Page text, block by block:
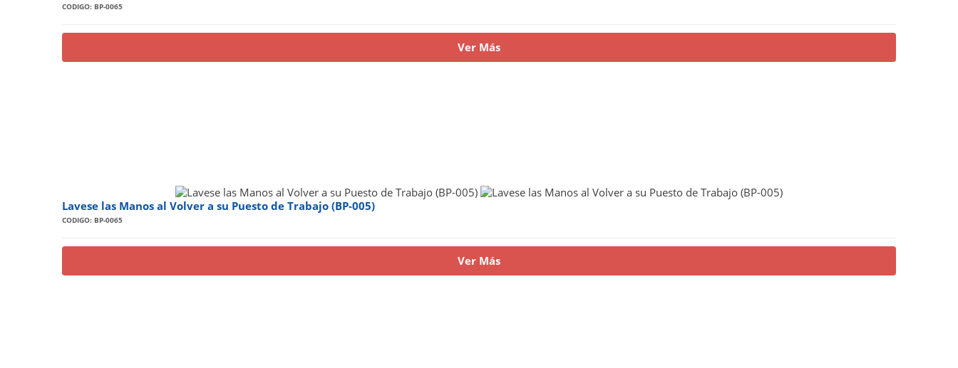
CODIGO: BP-0065
Ver Más
Lavese las Manos al Volver a su Puesto de Trabajo (BP-005)
CODIGO: BP-0065
Ver Más